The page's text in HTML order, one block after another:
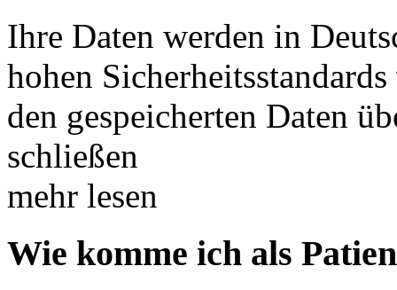
Ihre Daten werden in
hohen
den gespeicherten Daten
schließen
mehr lesen
Wie komme ich als